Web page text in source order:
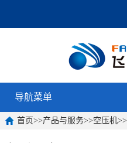
导航菜单
首页>>产品与服务>>空压机>>